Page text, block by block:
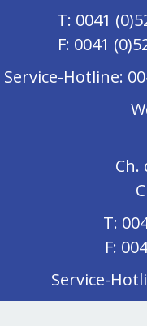
T: 0041
F: 0041
Service-Hotline:
Ch.
T:
F:
Service-